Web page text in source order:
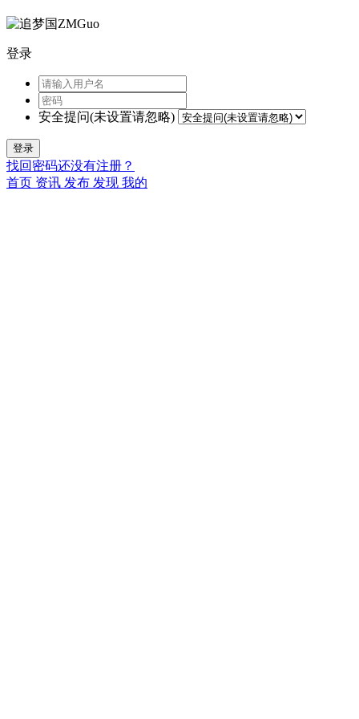
登录
安全提问(未设置请忽略)
登录
找回密码还没有注册？
首页 资讯 发布 发现 我的